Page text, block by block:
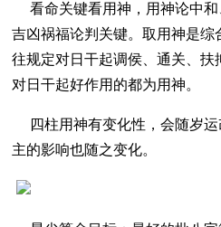
看命关键看用神，用神论中
吉凶祸福论判关键。取用神是综
往规定对日干起调侯、通关、扶
对日干起好作用的都为用神。
四柱用神有变化性，会随岁
主的影响也随之变化。